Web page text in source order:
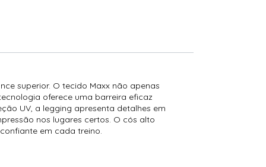
superior. O tecido Maxx não apenas
oferece uma barreira eficaz
UV, a legging apresenta detalhes em
nos lugares certos. O cós alto
em cada treino.